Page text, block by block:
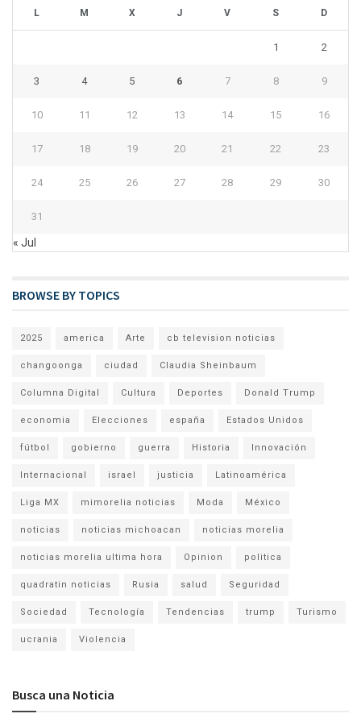
L M X J V S D
1 2
3 4 5 6 7 8 9
10 11 12 13 14 15 16
17 18 19 20 21 22 23
24 25 26 27 28 29 30
31
« Jul
BROWSE BY TOPICS
2025 america Arte cb television noticias
changoonga ciudad Claudia Sheinbaum
Columna Digital Cultura Deportes Donald Trump
economia Elecciones españa Estados Unidos
fútbol gobierno guerra Historia Innovación
Internacional israel justicia Latinoamérica
Liga MX mimorelia noticias Moda México
noticias noticias michoacan noticias morelia
noticias morelia ultima hora Opinion politica
quadratin noticias Rusia salud Seguridad
Sociedad Tecnología Tendencias trump Turismo
ucrania Violencia
Busca una Noticia